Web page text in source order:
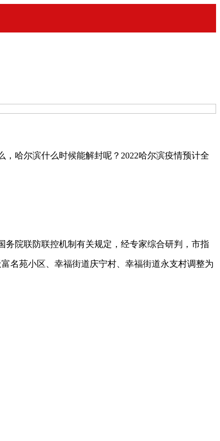
哈尔滨什么时候能解封呢？2022哈尔滨疫情预计全
院联防联控机制有关规定，经专家综合研判，市指
名苑小区、幸福街道庆宁村、幸福街道永支村调整为